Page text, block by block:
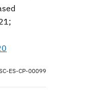
ES-CP-00099